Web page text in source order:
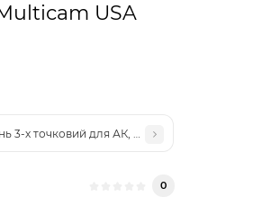
USA
регулюванням Multicam USA з
3-х точковий для АК, РПК Чорний
0